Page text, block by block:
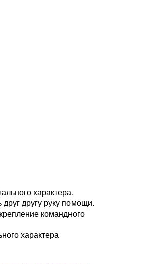
характера.
другу руку помощи.
командного
характера